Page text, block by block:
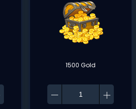
1500 Gold